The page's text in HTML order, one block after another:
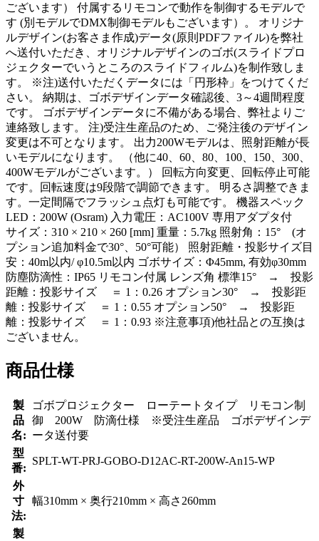
ございます） 付属するリモコンで動作を制御するモデルで
す (別モデルでDMX制御モデルもございます）。 オリジナ
ルデザイン(お客さま作成)データ(原則PDFファイル)を弊社
へ送付いただき、オリジナルデザインのゴボ(スライドプロ
ジェクターでいうところのスライドフィルム)を制作致しま
す。 ※注)送付いただくデータには「円形枠」をつけてくだ
さい。 納期は、ゴボデザインデータ確認後、3～4週間程度
です。 ゴボデザインデータに不備がある場合、弊社よりご
連絡致します。 注)受注生産品のため、ご発注後のデザイン
変更は不可となります。 出力200Wモデルは、照射距離が長
いモデルになります。 （他に40、60、80、100、150、300、
400Wモデルがございます。） 回転方向変更、回転停止可能
です。回転速度は9段階で調節できます。 明るさ調整できま
す。一定間隔でフラッシュ点灯も可能です。 機器スペック
LED：200W (Osram) 入力電圧：AC100V 専用アダプタ付
サイズ：310 × 210 × 260 [mm] 重量：5.7kg 照射角：15° (オ
プション追加料金で30°、50°可能） 照射距離・投影サイズ目
安：40m以内/ φ10.5m以内 ゴボサイズ：Φ45mm, 有効φ30mm
防塵防滴性：IP65 リモコン付属 レンズ角 標準15° → 投影
距離：投影サイズ ＝ 1：0.26 オプション30° → 投影距
離：投影サイズ ＝ 1：0.55 オプション50° → 投影距
離：投影サイズ ＝ 1：0.93 ※注意事項)他社品との互換は
ございません。
商品仕様
製
品
名:
ゴボプロジェクター ローテートタイプ リモコン制
御 200W 防滴仕様 ※受注生産品 ゴボデザインデ
ータ送付要
型
番:
SPLT-WT-PRJ-GOBO-D12AC-RT-200W-An15-WP
外
寸
法:
幅310mm × 奥行210mm × 高さ260mm
製